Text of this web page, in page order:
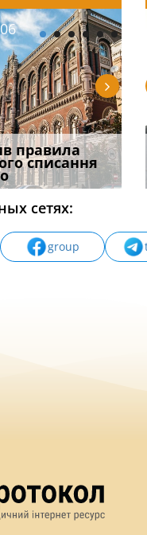
правила
списання
03
отримати
за
дії
сетях:
group